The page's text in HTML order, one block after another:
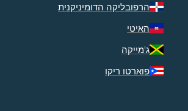
הרפובליקה הדומיניקנית
האיטי
ג'מייקה
פוארטו ריקו